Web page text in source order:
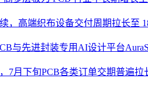
，高端织布设备交付周期拉长至
与先进封装专用AI设计平台
7月下旬PCB各类订单交期普遍拉